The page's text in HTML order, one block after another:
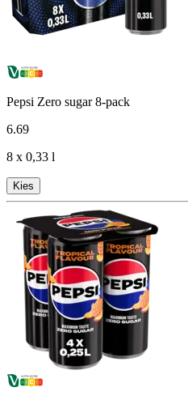
Pepsi Zero sugar 8-pack
6.69
8 x 0,33 l
Kies